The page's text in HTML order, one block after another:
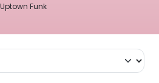
Uptown Funk